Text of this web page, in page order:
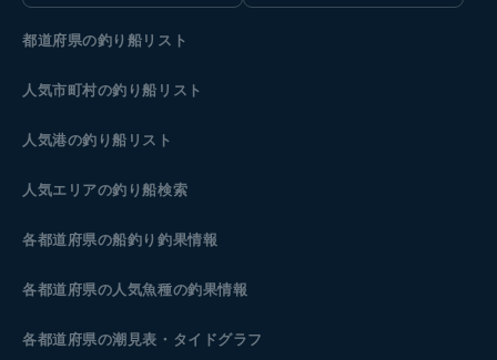
都道府県の釣り船リスト
人気市町村の釣り船リスト
人気港の釣り船リスト
人気エリアの釣り船検索
各都道府県の船釣り釣果情報
各都道府県の人気魚種の釣果情報
各都道府県の潮見表 ・タイドグラフ